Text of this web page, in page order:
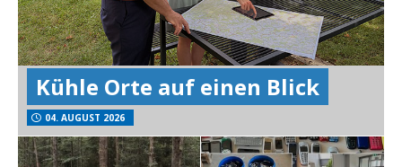
Kühle Orte auf einen Blick
04. AUGUST 2026